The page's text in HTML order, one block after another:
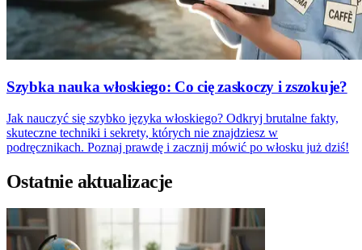
Szybka nauka włoskiego: Co cię zaskoczy i zszokuje?
Jak nauczyć się szybko języka włoskiego? Odkryj brutalne fakty,
skuteczne techniki i sekrety, których nie znajdziesz w
podręcznikach. Poznaj prawdę i zacznij mówić po włosku już dziś!
Ostatnie aktualizacje